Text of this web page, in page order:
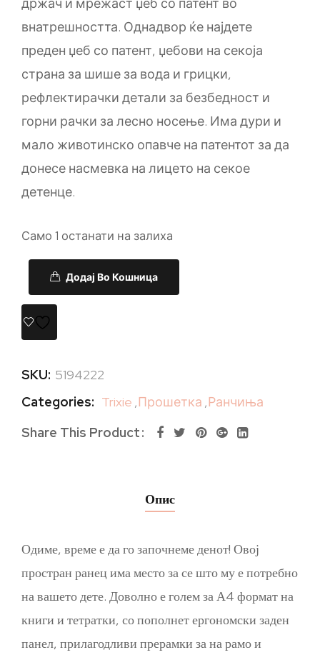
внатрешността. Однадвор ќе најдете
преден џеб со патент, џебови на секоја
страна за шише за вода и грицки,
рефлектирачки детали за безбедност и
горни рачки за лесно носење. Има дури и
мало животинско опавче на патентот за да
донесе насмевка на лицето на секое
детенце.
Само 1 останати на залиха
Додај Во Кошница
SKU: 5194222
Categories: Trixie ,Прошетка ,Ранчиња
Share This Product
Опис
Одиме, време е да го започнеме денот! Овој
простран ранец има место за се што му е потребно
на вашето дете. Доволно е голем за А4 формат на
книги и тетратки, со пополнет ергономски заден
панел, прилагодливи прерамки за на рамо и